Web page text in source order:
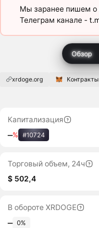
Мы заранее пишем о
Телеграм канале -
Обзор
xrdoge.org Контракты
Капитализация
‒% #10724
Торговый объем, 24ч
$ 502,4
В обороте XRDOGE
‒ 0%